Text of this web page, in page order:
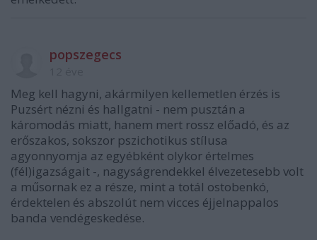
popszegecs
Meg kell hagyni, akármilyen kellemetlen érzés is
Puzsért nézni és hallgatni - nem pusztán a
káromodás miatt, hanem mert rossz előadó, és az
erőszakos, sokszor pszichotikus stílusa
agyonnyomja az egyébként olykor értelmes
(fél)igazságait -, nagyságrendekkel élvezetesebb volt
a műsornak ez a része, mint a totál ostobenkó,
érdektelen és abszolút nem vicces éjjelnappalos
banda vendégeskedése.